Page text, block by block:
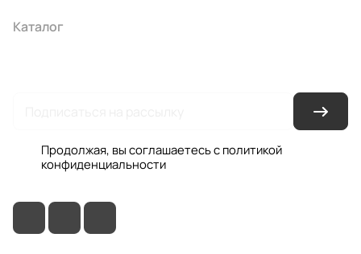
Каталог
Продолжая, вы соглашаетесь с политикой
конфиденциальности